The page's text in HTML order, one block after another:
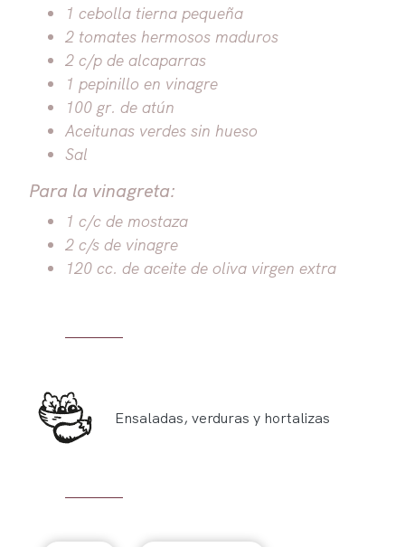
1 cebolla tierna pequeña
2 tomates hermosos maduros
2 c/p de alcaparras
1 pepinillo en vinagre
100 gr. de atún
Aceitunas verdes sin hueso
Sal
Para la vinagreta:
1 c/c de mostaza
2 c/s de vinagre
120 cc. de aceite de oliva virgen extra
Ensaladas, verduras y hortalizas